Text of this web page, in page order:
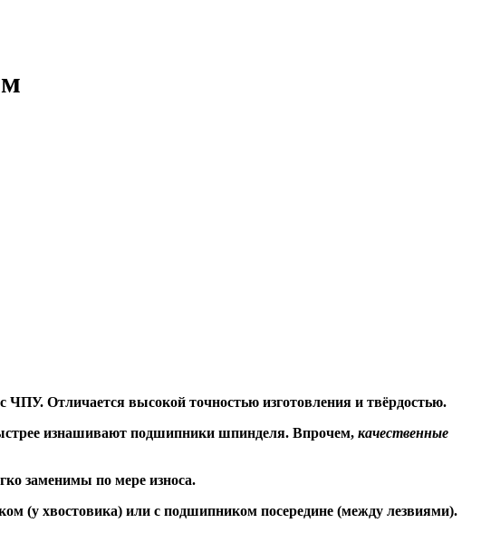
ЧПУ. Отличается высокой точностью изготовления и твёрдостью.
изнашивают подшипники шпинделя. Впрочем, качественные
заменимы по мере износа.
(у хвостовика) или с подшипником посередине (между лезвиями).